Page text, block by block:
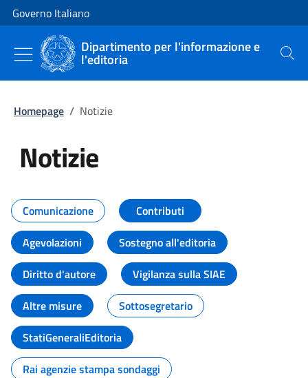
Vai al contenuto
Vai alla navigazione del sito
Governo Italiano
Dipartimento per l'informazione e
l'editoria Cerca
Homepage / Notizie
Notizie
Tutti i contenuti della pagina
Comunicazione
Contributi
Agevolazioni
Sostegno all'editoria
Diritto d'autore
Vigilanza sulla SIAE
Altre misure
Sottosegretario
StatiGeneraliEditoria
Rai agenzie stampa sondaggi